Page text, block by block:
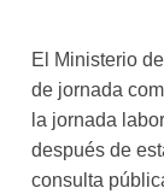
El Ministerio
de jornada
la jornada
después de
consulta